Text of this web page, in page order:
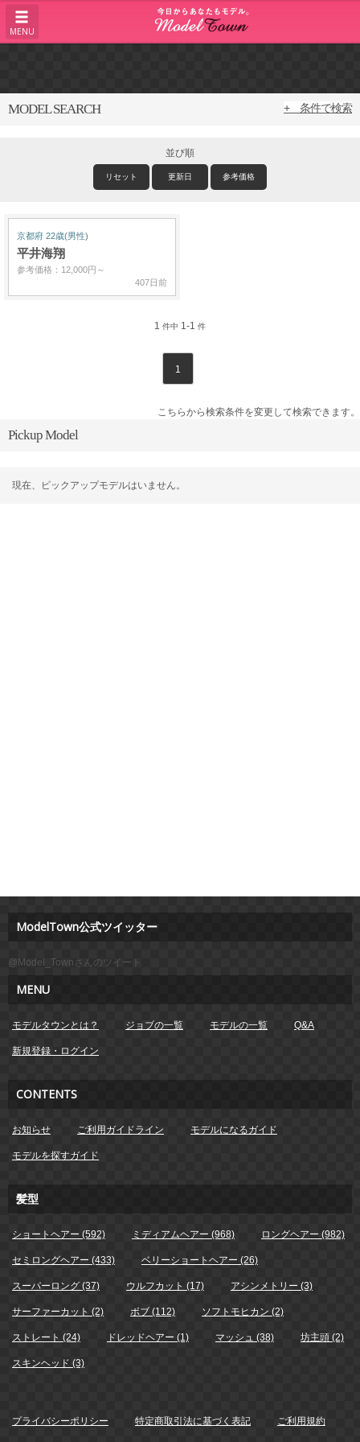
MENU
MODEL SEARCH + 条件で検索
並び順
リセット 更新日 参考価格
京都府 22歳(男性)
平井海翔
参考価格：12,000円～
407日前
1 件中 1-1 件
1
こちらから検索条件を変更して検索できます。
Pickup Model
現在、ピックアップモデルはいません。
ModelTown公式ツイッター
@Model_Townさんのツイート
MENU
モデルタウンとは？ ジョブの一覧 モデルの一覧 Q&A
新規登録・ログイン
CONTENTS
お知らせ ご利用ガイドライン モデルになるガイド
モデルを探すガイド
髪型
ショートヘアー (592) ミディアムヘアー (968) ロングヘアー (982)
セミロングヘアー (433) ベリーショートヘアー (26)
スーパーロング (37) ウルフカット (17) アシンメトリー (3)
サーファーカット (2) ボブ (112) ソフトモヒカン (2)
ストレート (24) ドレッドヘアー (1) マッシュ (38) 坊主頭 (2)
スキンヘッド (3)
プライバシーポリシー 特定商取引法に基づく表記 ご利用規約